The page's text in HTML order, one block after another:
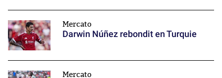
Mercato
Darwin Núñez rebondit en Turquie
Mercato